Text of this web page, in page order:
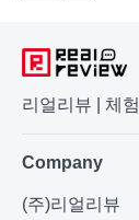
리얼리뷰 | 체
Company
(주)리얼리뷰